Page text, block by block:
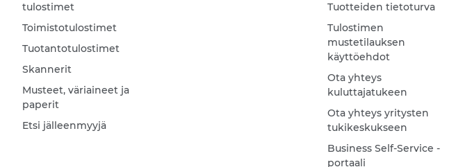
tulostimet
Toimistotulostimet
Tuotantotulostimet
Skannerit
Musteet, väriaineet ja
paperit
Etsi jälleenmyyjä
Tuotteiden tietoturva
Tulostimen
mustetilauksen
käyttöehdot
Ota yhteys
kuluttajatukeen
Ota yhteys yritysten
tukikeskukseen
Business Self-Service -
portaali